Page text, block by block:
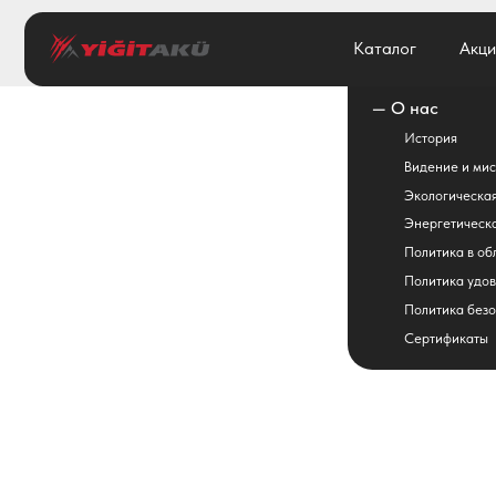
Акции
Каталог Акции
Каталог
Сертификаты
Политика
Политика
Политика в области
Энергетическая
Экологическая
Видение и миссия